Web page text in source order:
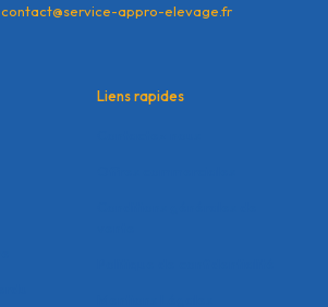
contact@service-appro-elevage.fr
Liens rapides